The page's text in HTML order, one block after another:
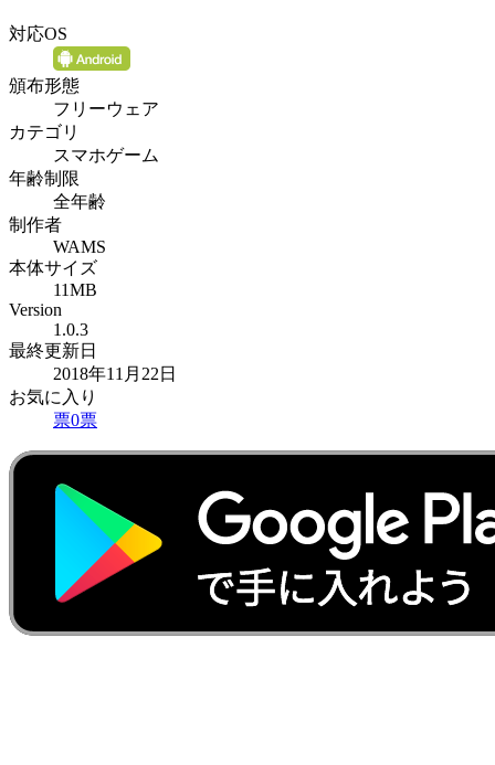
対応OS
頒布形態
フリーウェア
カテゴリ
スマホゲーム
年齢制限
全年齢
制作者
WAMS
本体サイズ
11MB
Version
1.0.3
最終更新日
2018年11月22日
お気に入り
票0票